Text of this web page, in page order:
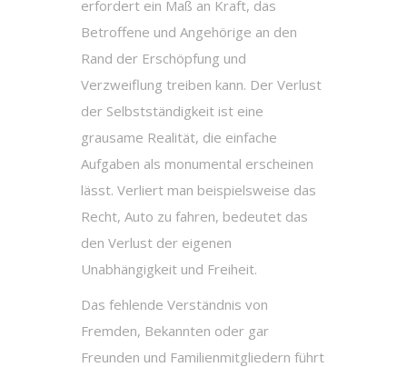
erfordert ein Maß an Kraft, das
Betroffene und Angehörige an den
Rand der Erschöpfung und
Verzweiflung treiben kann. Der Verlust
der Selbstständigkeit ist eine
grausame Realität, die einfache
Aufgaben als monumental erscheinen
lässt. Verliert man beispielsweise das
Recht, Auto zu fahren, bedeutet das
den Verlust der eigenen
Unabhängigkeit und Freiheit.
Das fehlende Verständnis von
Fremden, Bekannten oder gar
Freunden und Familienmitgliedern führt